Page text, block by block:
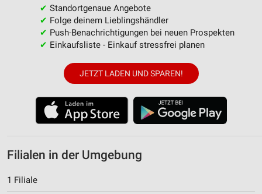
✔ Standortgenaue Angebote
✔ Folge deinem Lieblingshändler
✔ Push-Benachrichtigungen bei neuen Prospekten
✔ Einkaufsliste - Einkauf stressfrei planen
JETZT LADEN UND SPAREN!
Filialen in der Umgebung
1 Filiale